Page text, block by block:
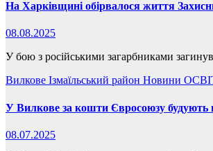
На Харківщині обірвалося життя
08.08.2025
У бою з російськими загарбниками
Вилкове Ізмаїльський район Новини
У Вилкове за кошти Євросоюзу будують
08.07.2025